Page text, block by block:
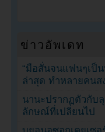
ข่าวอัพเดท
“มือสั่นจนแฟนๆเป็
ล่าสุด ทำหลายคนส
นานะปรากฏตัวกับ
ลักษณ์ที่เปลี่ยนไป